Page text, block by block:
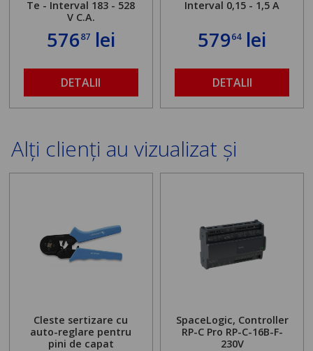
Te - Interval 183 - 528
V C.A.
57687lei
DETALII
Interval 0,15 - 1,5 A
57964lei
DETALII
Alți clienți au vizualizat și
Cleste sertizare cu
auto-reglare pentru
pini de capat
SpaceLogic, Controller
RP-C Pro RP-C-16B-F-
230V